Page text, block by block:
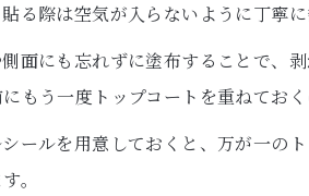
る際は空気が入らないように丁寧に
面にも忘れずに塗布することで、
もう一度トップコートを重ねておく
ールを用意しておくと、万が一の
。